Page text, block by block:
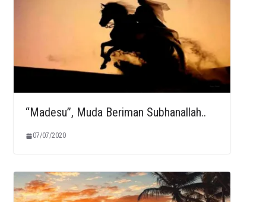
“Madesu”, Muda Beriman Subhanallah..
07/07/2020